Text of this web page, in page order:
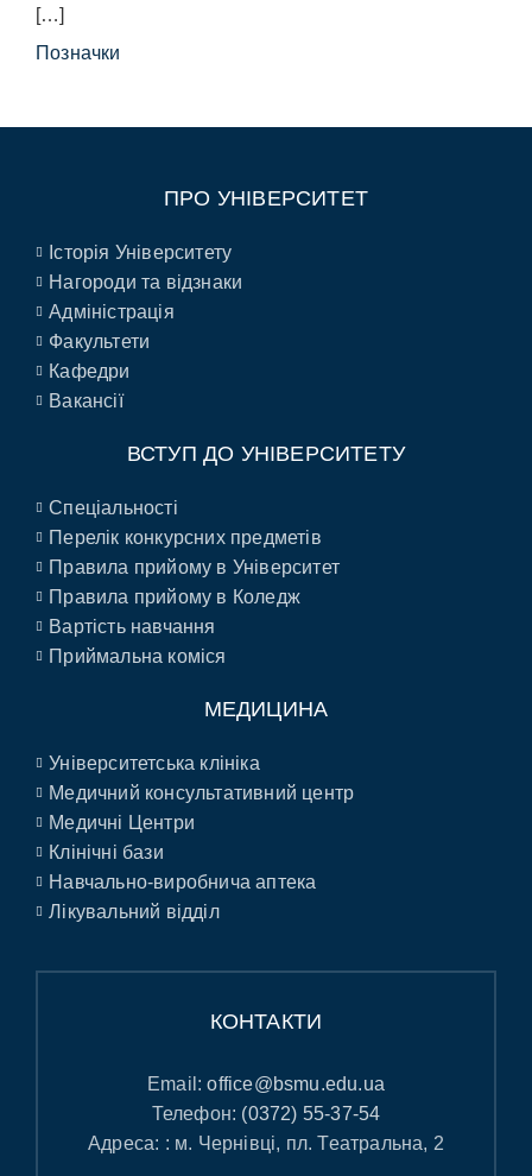
[…]
Позначки
ПРО УНІВЕРСИТЕТ
Історія Університету
Нагороди та відзнаки
Адміністрація
Факультети
Кафедри
Вакансії
ВСТУП ДО УНІВЕРСИТЕТУ
Спеціальності
Перелік конкурсних предметів
Правила прийому в Університет
Правила прийому в Коледж
Вартість навчання
Приймальна коміся
МЕДИЦИНА
Університетська клініка
Медичний консультативний центр
Медичні Центри
Клінічні бази
Навчально-виробнича аптека
Лікувальний відділ
КОНТАКТИ
Email:office@bsmu.edu.ua
Телефон: (0372) 55-37-54
Адреса: : м. Чернівці, пл. Театральна, 2